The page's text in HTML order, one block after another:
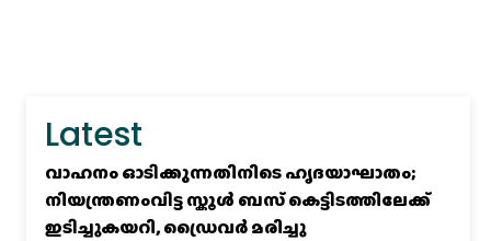
Latest
വാഹനം ഓടിക്കുന്നതിനിടെ ഹൃദയാഘാതം;
നിയന്ത്രണംവിട്ട സ്കൂൾ ബസ് കെട്ടിടത്തിലേക്ക്
ഇടിച്ചുകയറി, ഡ്രൈവർ മരിച്ചു